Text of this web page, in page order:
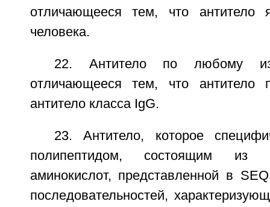
отличающееся тем, что антитело
человека.
22. Антитело по любому
отличающееся тем, что антитело
антитело класса IgG.
23. Антитело, которое
полипептидом, состоящим из
аминокислот, представленной в
последовательностей,